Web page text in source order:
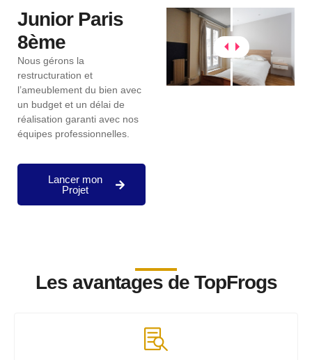
Junior Paris
8ème
Nous gérons la
restructuration et
l’ameublement du bien avec
un budget et un délai de
réalisation garanti avec nos
équipes professionnelles.
Lancer mon
Projet
Les avantages de TopFrogs